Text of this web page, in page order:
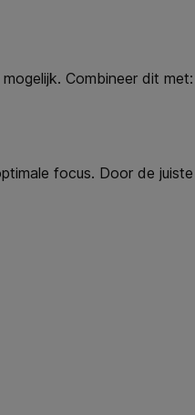
Combineer dit met:
focus. Door de